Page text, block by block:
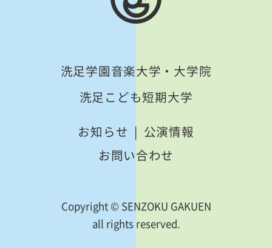
洗足学園音楽大学・大学院
洗足こども短期大学
お知らせ
公演情報
お問い合わせ
Copyright © SENZOKU GAKUEN
all rights reserved.